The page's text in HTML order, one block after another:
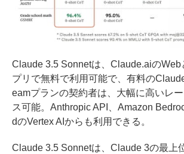
Claude 3.5 Sonnetは、Claude.aiのWeb
プリで無料で利用可能で、有料の
eamプランの契約者は、大幅に高いレ
ス可能。Anthropic API、Amazon
dのVertex AIからも利用できる。
Claude 3.5 Sonnetは、Claude 3の最上